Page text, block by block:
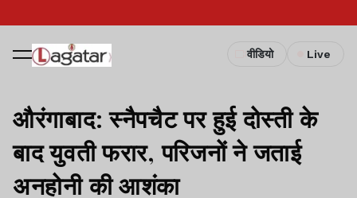
वीडियो Live
औरंगाबाद: स्नैपचैट पर हुई दोस्ती के
बाद युवती फरार, परिजनों ने जताई
अनहोनी की आशंका